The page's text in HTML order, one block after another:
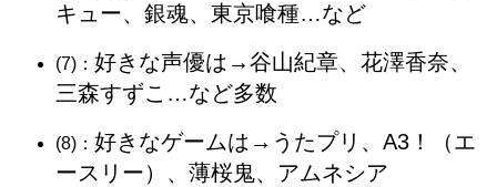
キュー、銀魂、東京喰種…など
(7)： 好きな声優は→谷山紀章、花澤香奈、
三森すずこ…など多数
(8)： 好きなゲームは→うたプリ、A3！（エ
ースリー）、薄桜鬼、アムネシア